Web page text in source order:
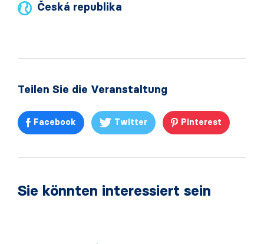
Česká republika
Teilen Sie die Veranstaltung
Facebook Twitter Pinterest
Sie könnten interessiert sein